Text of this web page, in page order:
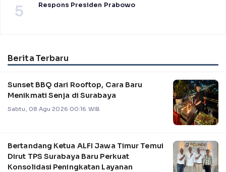
5 Respons Presiden Prabowo
Berita Terbaru
Sunset BBQ dari Rooftop, Cara Baru
Menikmati Senja di Surabaya
Sabtu, 08 Agu 2026 00:16 WIB
Bertandang Ketua ALFI Jawa Timur Temui
Dirut TPS Surabaya Baru Perkuat
Konsolidasi Peningkatan Layanan